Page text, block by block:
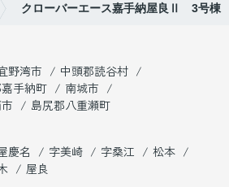
クローバーエース嘉手納屋良Ⅱ 3号棟
野湾市
中頭郡読谷村
手納町
南城市
島尻郡八重瀬町
慶名 字美崎 字桑江
松本
屋良